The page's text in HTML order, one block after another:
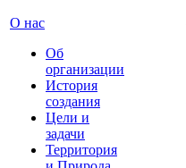
О нас
Об
организации
История
создания
Цели и
задачи
Территория